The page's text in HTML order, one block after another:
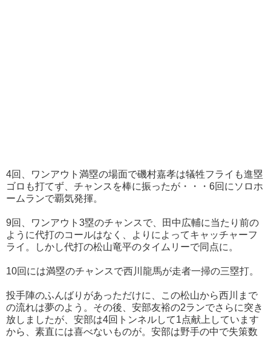
4回、ワンアウト満塁の場面で磯村嘉孝は犠牲フライも進塁
ゴロも打てず、チャンスを棒に振ったが・・・6回にソロホ
ームランで覇気発揮。
9回、ワンアウト3塁のチャンスで、田中広輔に当たり前の
ように代打のコールはなく、よりによってキャッチャーフ
ライ。しかし代打の松山竜平のタイムリーで同点に。
10回には満塁のチャンスで西川龍馬が走者一掃の三塁打。
投手陣のふんばりがあっただけに、この松山から西川まで
の流れは夢のよう。その後、安部友裕の2ランでさらに突き
放しましたが、安部は4回トンネルして1点献上しています
から、素直には喜べないものが。安部は野手の中で失策数